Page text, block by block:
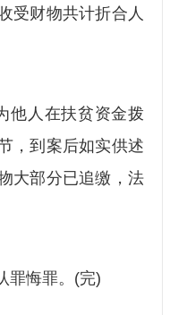
受财物共计折合人
人在扶贫资金拨
，到案后如实供述
大部分已追缴，法
罪悔罪。(完)